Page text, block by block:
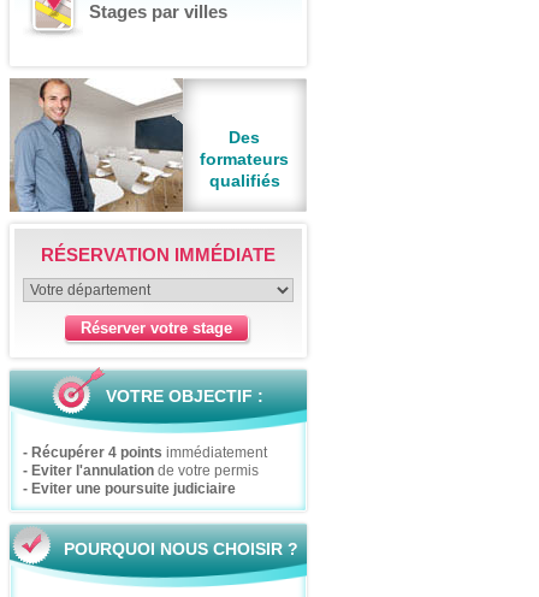
Stages par villes
Des
formateurs
qualifiés
RÉSERVATION IMMÉDIATE
VOTRE OBJECTIF :
- Récupérer 4 points immédiatement
- Eviter l'annulationde votre permis
- Eviter une poursuite judiciaire
POURQUOI NOUS CHOISIR ?